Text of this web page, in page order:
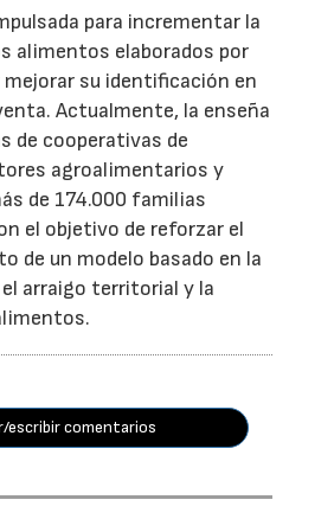
para incrementar la
alimentos elaborados por
su identificación en
Actualmente, la enseña
de cooperativas de
agroalimentarios y
de 174.000 familias
el objetivo de reforzar el
de un modelo basado en la
arraigo territorial y la
escribir comentarios